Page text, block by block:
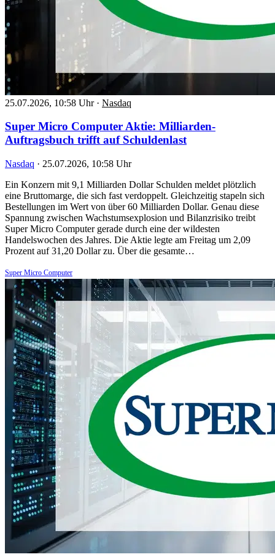
25.07.2026, 10:58 Uhr · Nasdaq
Super Micro Computer Aktie: Milliarden-
Auftragsbuch trifft auf Schuldenlast
Nasdaq · 25.07.2026, 10:58 Uhr
Ein Konzern mit 9,1 Milliarden Dollar Schulden meldet plötzlich
eine Bruttomarge, die sich fast verdoppelt. Gleichzeitig stapeln sich
Bestellungen im Wert von über 60 Milliarden Dollar. Genau diese
Spannung zwischen Wachstumsexplosion und Bilanzrisiko treibt
Super Micro Computer gerade durch eine der wildesten
Handelswochen des Jahres. Die Aktie legte am Freitag um 2,09
Prozent auf 31,20 Dollar zu. Über die gesamte…
Super Micro Computer